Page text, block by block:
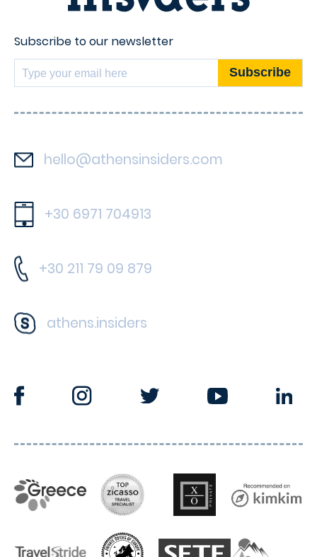
Subscribe to our newsletter
hello@athensinsiders.com
+30 6971 704913
+30 211 79 09 879
athens.insiders